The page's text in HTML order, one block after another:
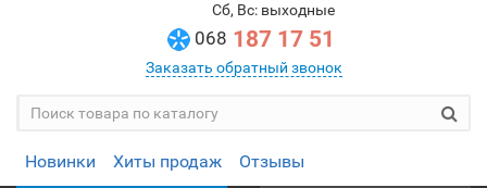
Сб, Вс: выходные
068 187 17 51
Заказать обратный звонок
Новинки Хиты продаж Отзывы